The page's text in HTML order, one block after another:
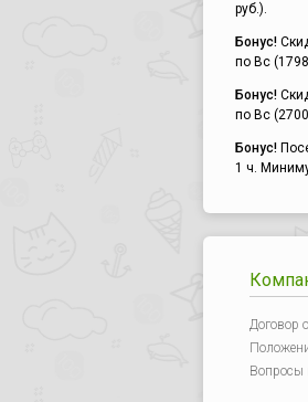
руб.).
Бонус!
по Вс
Бонус!
по Вс
Бонус!
1 ч.
Договор
Вопросы